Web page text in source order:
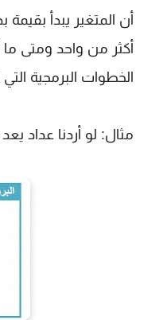
الخطوات البرمجية
مثال: لو أردنا عداد يعد من 0 الى 4 أي يطبع على شاشة التنفيذ من